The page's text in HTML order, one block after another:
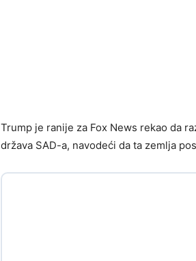
Trump je ranije za Fox News rekao da
država SAD-a, navodeći da ta zemlja